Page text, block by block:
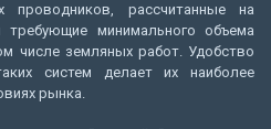
проводников, рассчитанные на
минимального объема
числе земляных работ. Удобство
систем делает их наиболее
рынка.